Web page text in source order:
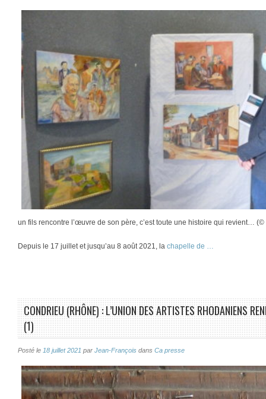
un fils rencontre l’œuvre de son père, c’est toute une histoire qui revient…
Depuis le 17 juillet et jusqu’au 8 août 2021, la chapelle de …
CONDRIEU (RHÔNE) : L’UNION DES ARTISTES RHODANIENS
(1)
Posté le 18 juillet 2021 par Jean-François dans Ca presse